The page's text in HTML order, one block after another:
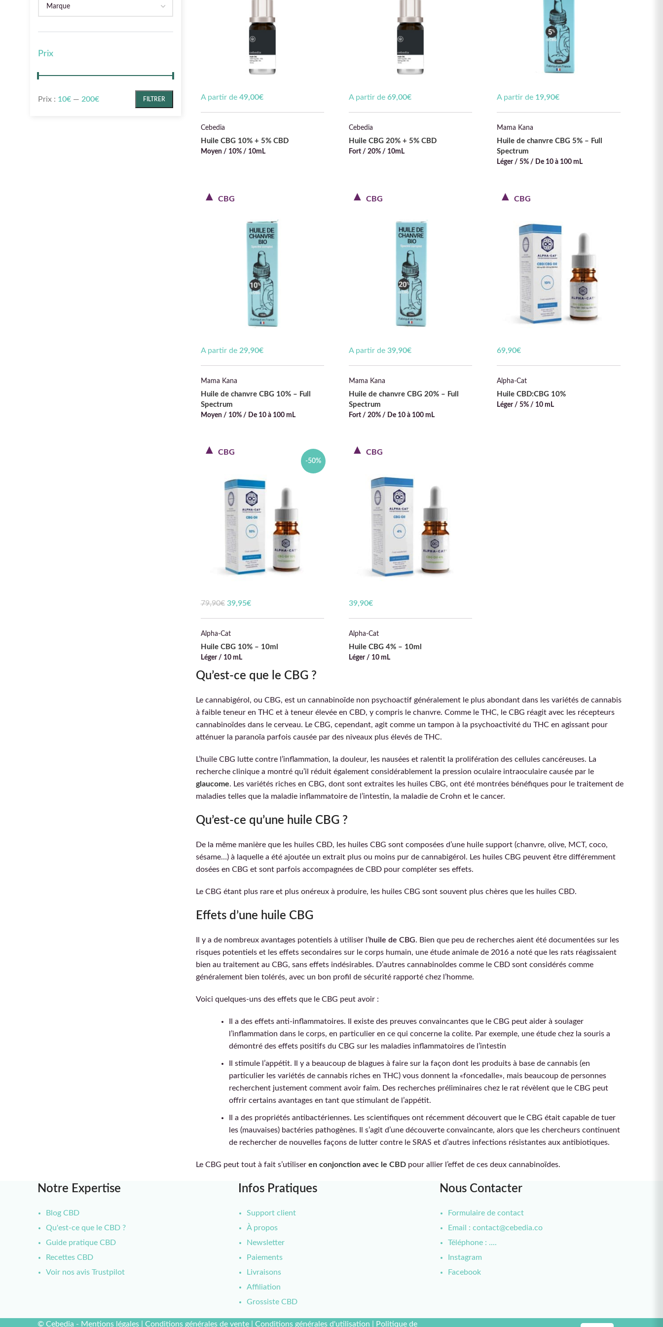
Marque
Prix
Prix min
Prix max FILTRER
Prix : 10€ — 200€ A partir de 49,00€
Cebedia
Huile CBG 10% + 5% CBD
Moyen / 10% / 10mL
A partir de 69,00€
Cebedia
Huile CBG 20% + 5% CBD
Fort / 20% / 10mL
A partir de 19,90€
Mama Kana
Huile de chanvre CBG 5% – Full
Spectrum
Léger / 5% / De 10 à 100 mL
CBG
A partir de 29,90€
Mama Kana
Huile de chanvre CBG 10% – Full
Spectrum
Moyen / 10% / De 10 à 100 mL
CBG
A partir de 39,90€
Mama Kana
Huile de chanvre CBG 20% – Full
Spectrum
Fort / 20% / De 10 à 100 mL
CBG
69,90€
Alpha-Cat
Huile CBD:CBG 10%
Léger / 5% / 10 mL
CBG
-50%
79,90€ Le prix initial était : 79,90€.
39,95€Le prix actuel est :
Alpha-Cat
Huile CBG 10% – 10ml
Léger / 10 mL
CBG
39,90€
Alpha-Cat
Huile CBG 4% – 10ml
Léger / 10 mL
Qu’est-ce que le CBG ?
Le cannabigérol, ou CBG, est un cannabinoïde non psychoactif généralement le plus abondant dans les variétés de cannabis
à faible teneur en THC et à teneur élevée en CBD, y compris le chanvre. Comme le THC, le CBG réagit avec les récepteurs
cannabinoïdes dans le cerveau. Le CBG, cependant, agit comme un tampon à la psychoactivité du THC en agissant pour
atténuer la paranoïa parfois causée par des niveaux plus élevés de THC.
L’huile CBG lutte contre l’inflammation, la douleur, les nausées et ralentit la prolifération des cellules cancéreuses. La
recherche clinique a montré qu’il réduit également considérablement la pression oculaire intraoculaire causée par le
glaucome. Les variétés riches en CBG, dont sont extraites les huiles CBG, ont été montrées bénéfiques pour le traitement de
maladies telles que la maladie inflammatoire de l’intestin, la maladie de Crohn et le cancer.
Qu’est-ce qu’une huile CBG ?
De la même manière que les huiles CBD, les huiles CBG sont composées d’une huile support (chanvre, olive, MCT, coco,
sésame…) à laquelle a été ajoutée un extrait plus ou moins pur de cannabigérol. Les huiles CBG peuvent être différemment
dosées en CBG et sont parfois accompagnées de CBD pour compléter ses effets.
Le CBG étant plus rare et plus onéreux à produire, les huiles CBG sont souvent plus chères que les huiles CBD.
Effets d’une huile CBG
Il y a de nombreux avantages potentiels à utiliser l’huile de CBG. Bien que peu de recherches aient été documentées sur les
risques potentiels et les effets secondaires sur le corps humain, une étude animale de 2016 a noté que les rats réagissaient
bien au traitement au CBG, sans effets indésirables. D’autres cannabinoïdes comme le CBD sont considérés comme
généralement bien tolérés, avec un bon profil de sécurité rapporté chez l’homme.
Voici quelques-uns des effets que le CBG peut avoir :
Il a des effets anti-inflammatoires. Il existe des preuves convaincantes que le CBG peut aider à soulager
l’inflammation dans le corps, en particulier en ce qui concerne la colite. Par exemple, une étude chez la souris a
démontré des effets positifs du CBG sur les maladies inflammatoires de l’intestin
Il stimule l’appétit. Il y a beaucoup de blagues à faire sur la façon dont les produits à base de cannabis (en
particulier les variétés de cannabis riches en THC) vous donnent la «foncedalle», mais beaucoup de personnes
recherchent justement comment avoir faim. Des recherches préliminaires chez le rat révèlent que le CBG peut
offrir certains avantages en tant que stimulant de l’appétit.
Il a des propriétés antibactériennes. Les scientifiques ont récemment découvert que le CBG était capable de tuer
les (mauvaises) bactéries pathogènes. Il s’agit d’une découverte convaincante, alors que les chercheurs continuent
de rechercher de nouvelles façons de lutter contre le SRAS et d’autres infections résistantes aux antibiotiques.
Le CBG peut tout à fait s’utiliser en conjonction avec le CBDpour allier l’effet de ces deux cannabinoïdes.
Notre Expertise
Blog CBD
Qu'est-ce que le CBD ?
Guide pratique CBD
Recettes CBD
Voir nos avis Trustpilot
Infos Pratiques
Support client
À propos
Newsletter
Paiements
Livraisons
Affiliation
Grossiste CBD
Nous Contacter
Formulaire de contact
Email : contact@cebedia.co
Téléphone : ....
Instagram
Facebook
© Cebedia - Mentions légales Conditions générales de vente Conditions générales d'utilisation Politique de